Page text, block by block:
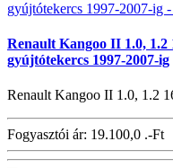
Renault Kangoo II 1.0,
gyújtótekercs 1997-2007-ig
Renault Kangoo II 1.0, 1.2
Fogyasztói ár: 19.100,0 .-Ft